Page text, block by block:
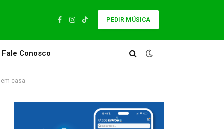
Facebook
Instagram
TikTok
PEDIR MÚSICA
Fale Conosco
em casa